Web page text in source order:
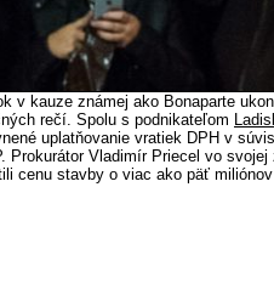
v kauze známej ako Bonaparte
rečí. Spolu s podnikateľom
uplatňovanie vratiek DPH v
Prokurátor Vladimír Priecel vo svojej
cenu stavby o viac ako päť